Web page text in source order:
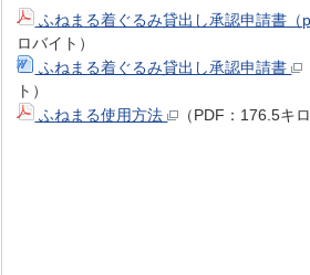
ふねまる着ぐるみ貸出し承認申請書
ロバイト）
ふねまる着ぐるみ貸出し承認申請書
ト）
ふねまる使用方法
（PDF：176.5キ